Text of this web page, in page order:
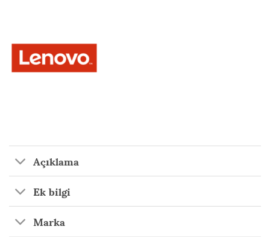
Açıklama
Ek bilgi
Marka